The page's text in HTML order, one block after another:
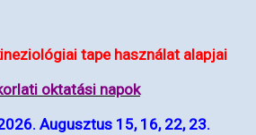
tape használat alapjai
oktatási napok
Augusztus 15, 16, 22, 23.